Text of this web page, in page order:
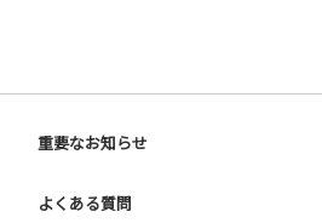
重要なお知らせ
よくある質問